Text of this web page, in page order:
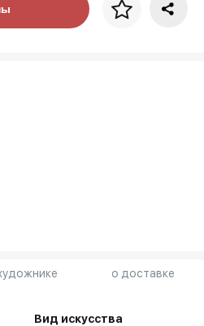
о доставке
Вид искусства